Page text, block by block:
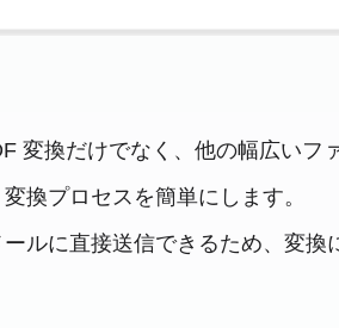
変換だけでなく、他の幅広いフ
換プロセスを簡単にします。
ルに直接送信できるため、変